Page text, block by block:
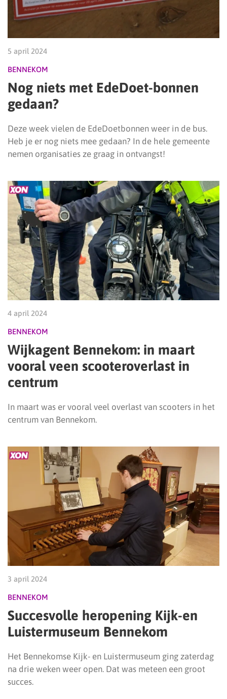
5 april 2024
BENNEKOM
Nog niets met EdeDoet-bonnen
gedaan?
Deze week vielen de EdeDoetbonnen weer in de bus.
Heb je er nog niets mee gedaan? In de hele gemeente
nemen organisaties ze graag in ontvangst!
4 april 2024
BENNEKOM
Wijkagent Bennekom: in maart
vooral veen scooteroverlast in
centrum
In maart was er vooral veel overlast van scooters in het
centrum van Bennekom.
3 april 2024
BENNEKOM
Succesvolle heropening Kijk-en
Luistermuseum Bennekom
Het Bennekomse Kijk- en Luistermuseum ging zaterdag
na drie weken weer open. Dat was meteen een groot
succes.